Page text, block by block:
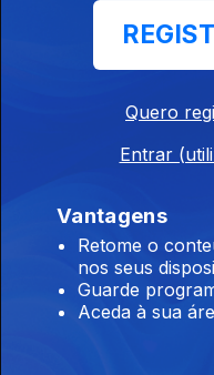
nacionais
Este
& Crime
Quero
Entrar
Vantagens
Retome o
nos seus
Guarde
Aceda à sua